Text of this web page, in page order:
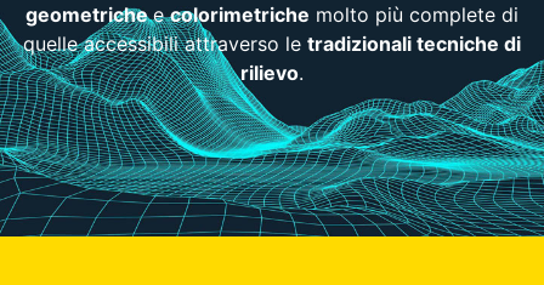
geometricheecolorimetriche molto più complete di
quelle accessibili attraverso le tradizionali tecniche di
rilievo.